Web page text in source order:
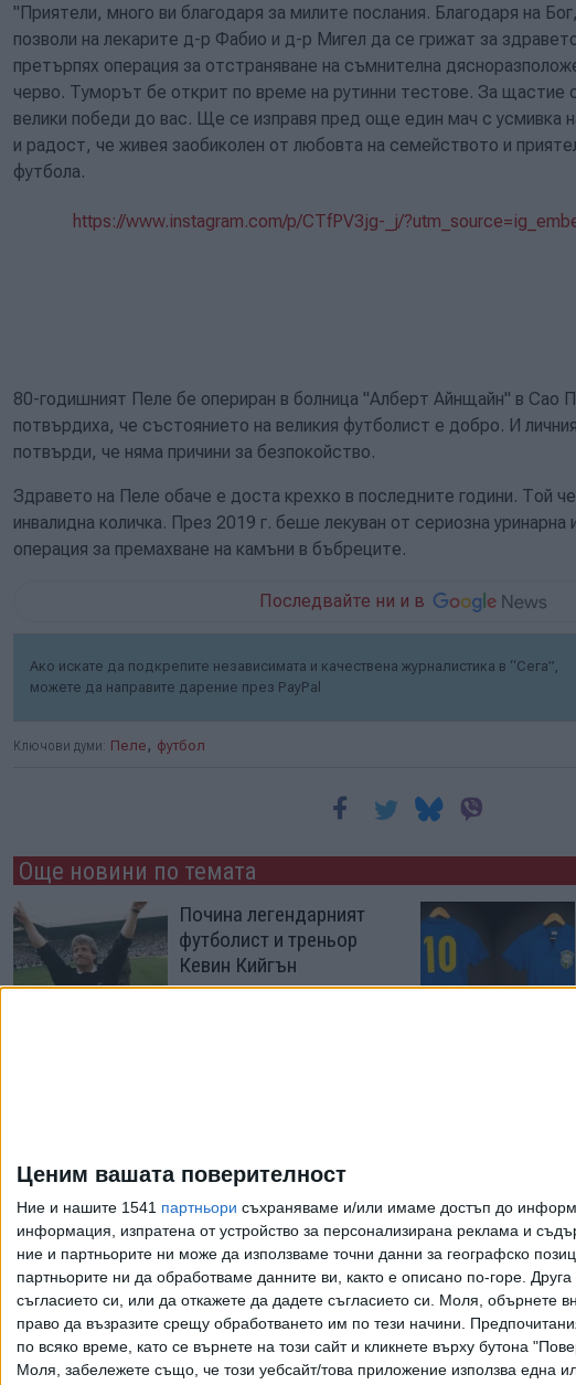
Ценим вашата поверителност
Ние и нашите 1541 партньори съхраняваме и/или имаме достъп до
информация, изпратена от устройство за персонализирана реклама и
ние и партньорите ни може да използваме точни данни за географско
партньорите ни да обработваме данните ви, както е описано по-горе.
съгласието си, или да откажете да дадете съгласието си.
Моля, обърнете
право да възразите срещу обработването им по тези начини.
по всяко време, като се върнете на този сайт и кликнете върху бутона
Моля, забележете също, че този уебсайт/това приложение използва една
"Приятели, много ви благодаря за милите послания. Благодаря на
позволи на лекарите д-р Фабио и д-р Мигел да се грижат за
претърпях операция за отстраняване на съмнителна
черво. Туморът бе открит по време на рутинни тестове. За щастие
велики победи до вас. Ще се изправя пред още един мач с усмивка
и радост, че живея заобиколен от любовта на семейството и
футбола.
https://www.instagram.com/p/CTfPV3jg-_j/
80-годишният Пеле бе опериран в болница "Алберт Айнщайн" в Сао
потвърдиха, че състоянието на великия футболист е добро. И
потвърди, че няма причини за безпокойство.
Здравето на Пеле обаче е доста крехко в последните години. Той
инвалидна количка. През 2019 г. беше лекуван от сериозна
операция за премахване на камъни в бъбреците.
Последвайте ни и в
Ако искате да подкрепите независимата и качествена журналистика в “Сега”,
можете да направите дарение през PayPal
Ключови думи: Пеле , футбол
Още новини по темата
Почина легендарният
футболист и треньор
Кевин Кийгън
20 Юли 2026
05 Апр. 2026
Още по темата
Всички права запазени. Възпроизвеждането на